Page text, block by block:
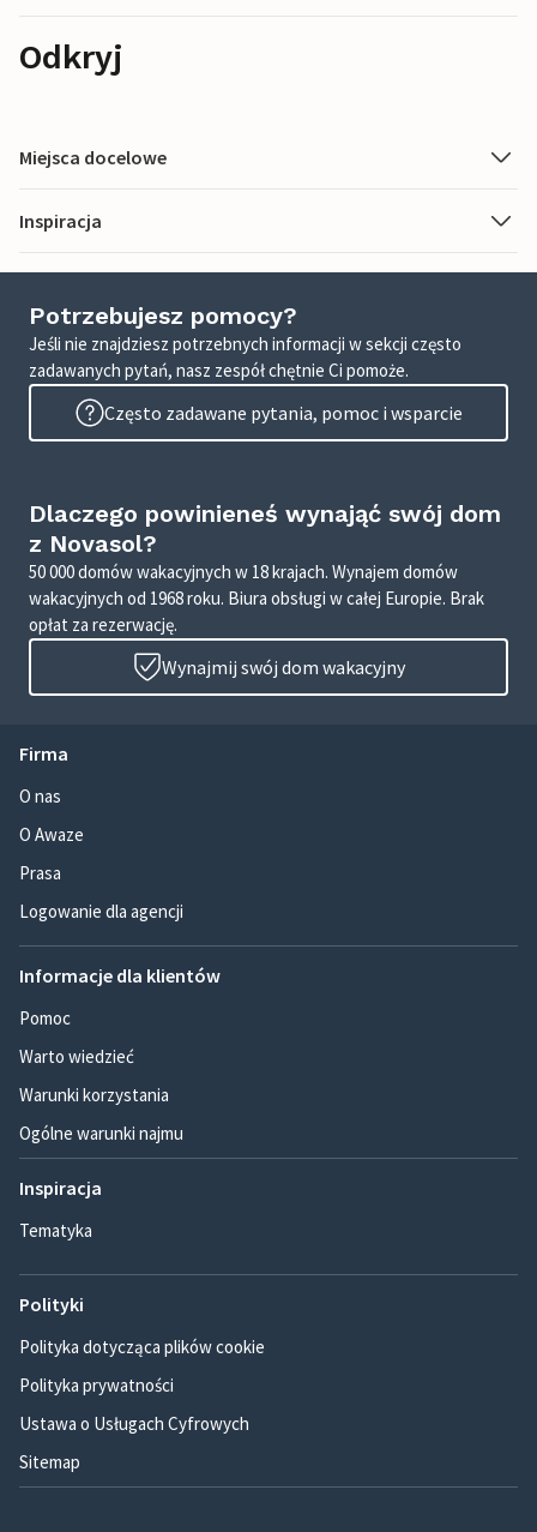
Odkryj
Miejsca docelowe
Inspiracja
Potrzebujesz pomocy?
Jeśli nie znajdziesz potrzebnych informacji w sekcji często
zadawanych pytań, nasz zespół chętnie Ci pomoże.
Często zadawane pytania, pomoc i wsparcie
Dlaczego powinieneś wynająć swój dom
z Novasol?
50 000 domów wakacyjnych w 18 krajach. Wynajem domów
wakacyjnych od 1968 roku. Biura obsługi w całej Europie. Brak
opłat za rezerwację.
Wynajmij swój dom wakacyjny
Firma
O nas
O Awaze
Prasa
Logowanie dla agencji
Informacje dla klientów
Pomoc
Warto wiedzieć
Warunki korzystania
Ogólne warunki najmu
Inspiracja
Tematyka
Polityki
Polityka dotycząca plików cookie
Polityka prywatności
Ustawa o Usługach Cyfrowych
Sitemap